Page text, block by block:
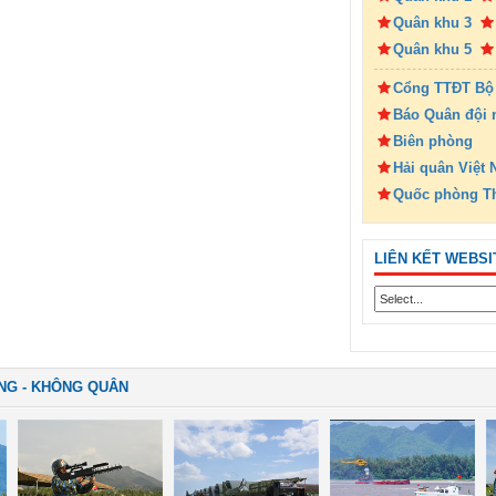
Quân khu 3
Quân khu 5
Cổng TTĐT
Báo Quân đội
Biên phòng
Hải quân Việt
Quốc phòng
LIÊN KẾT
- KHÔNG QUÂN